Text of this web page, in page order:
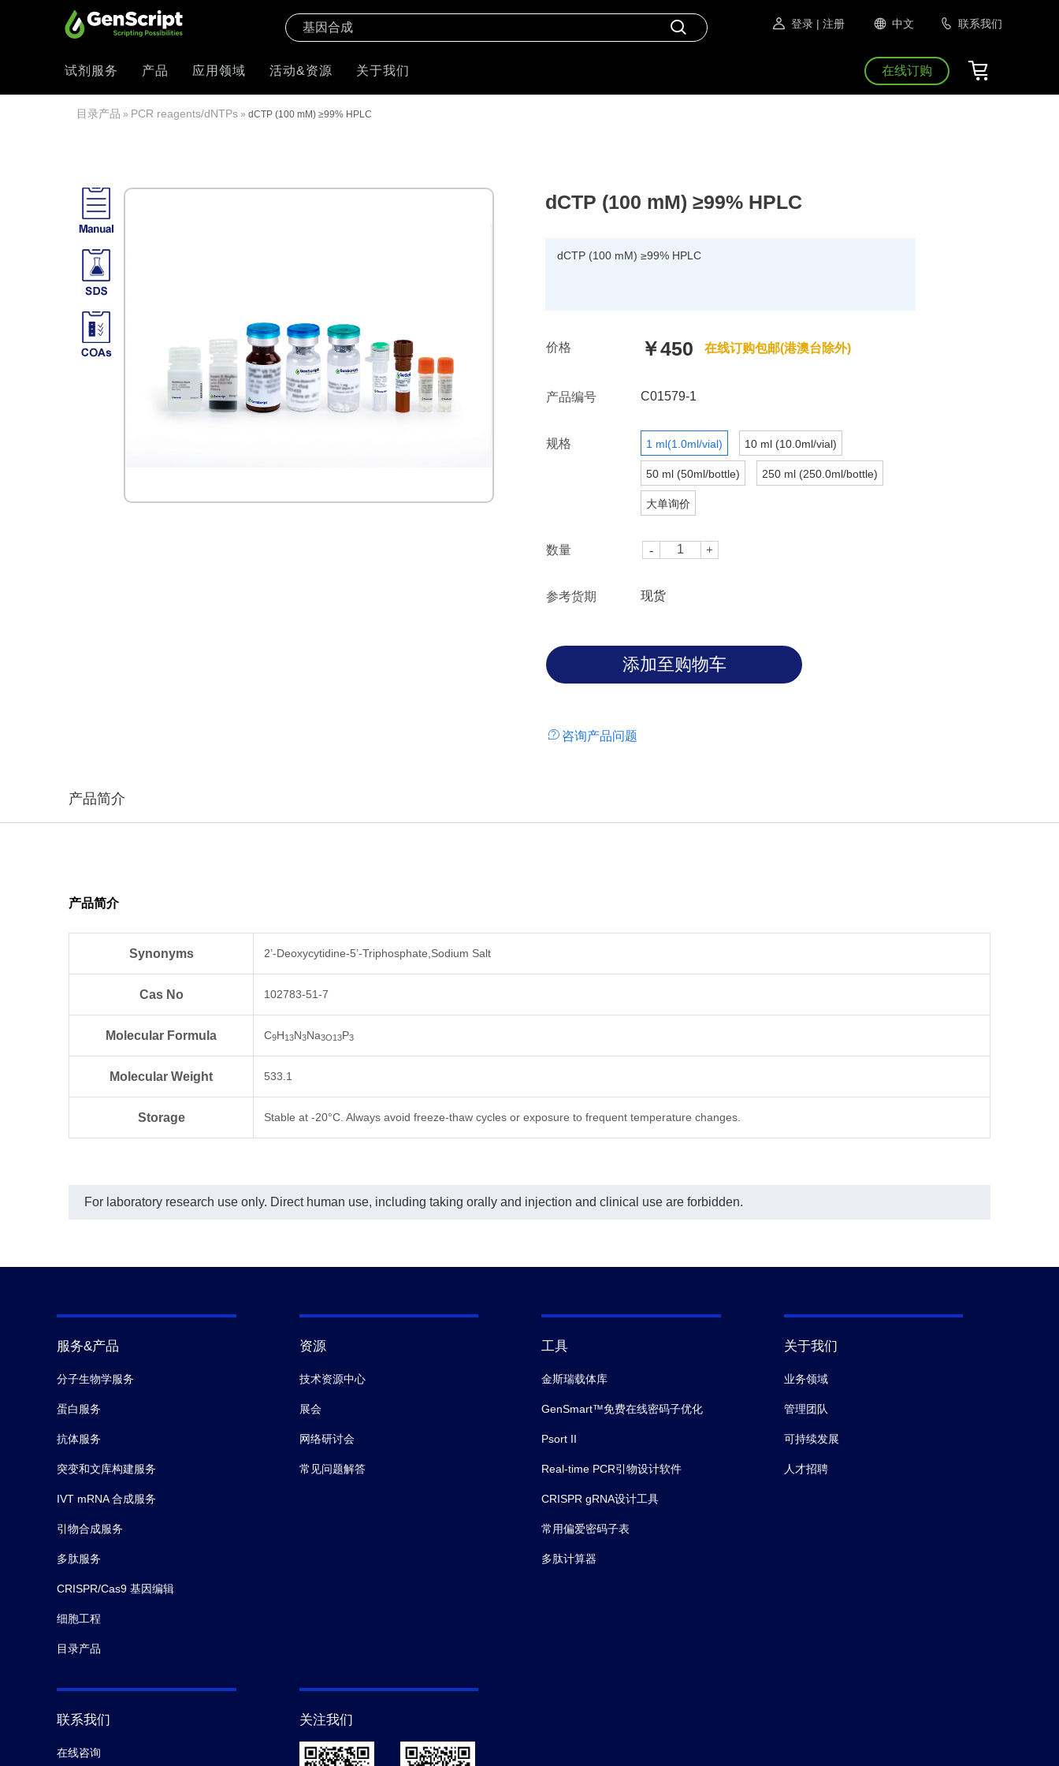
登录 | 注册 中文 联系我们
试剂服务 产品 应用领域 活动&资源 关于我们 在线订购
目录产品 » PCR reagents/dNTPs » dCTP (100 mM) ≥99% HPLC
dCTP (100 mM) ≥99% HPLC
dCTP (100 mM) ≥99% HPLC
价格 ￥450 在线订购包邮(港澳台除外)
产品编号 C01579-1
规格 1 ml(1.0ml/vial) 10 ml (10.0ml/vial)
50 ml (50ml/bottle) 250 ml (250.0ml/bottle)
大单询价
数量
参考货期 现货
咨询产品问题
产品简介
产品简介
Synonyms 2’-Deoxycytidine-5’-Triphosphate,Sodium Salt
Cas No 102783-51-7
Molecular Formula C9H13N3Na3O13P3
Molecular Weight 533.1
Storage Stable at -20°C. Always avoid freeze-thaw cycles or exposure to frequent temperature changes.
For laboratory research use only. Direct human use, including taking orally and injection and clinical use are forbidden.
服务&产品
分子生物学服务
蛋白服务
抗体服务
突变和文库构建服务
IVT mRNA 合成服务
引物合成服务
多肽服务
CRISPR/Cas9 基因编辑
细胞工程
目录产品
资源
技术资源中心
展会
网络研讨会
常见问题解答
工具
金斯瑞载体库
GenSmart™免费在线密码子优化
Psort II
Real-time PCR引物设计软件
CRISPR gRNA设计工具
常用偏爱密码子表
多肽计算器
关于我们
业务领域
管理团队
可持续发展
人才招聘
联系我们
在线咨询
关注我们